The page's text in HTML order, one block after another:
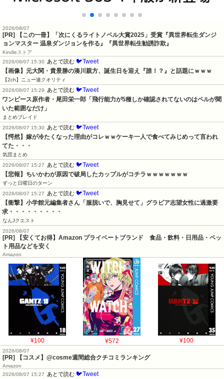
2026/08/07
[PR] 【この一冊】「次にくるライトノベル大賞2025」受賞『異世界転生ダンジ
ョンマスター 温泉ダンジョンを作る』『異世界転生勧誘詐欺』
Kindleストア
2026/08/07 15:30
あとで読む 🐦Tweet
【画像】元大関・貴景勝の湊川親方、誕生日を迎え『誰！？』と話題にｗｗｗ
【2ch】ニュー速クオリティ
2026/08/07 15:29
あとで読む 🐦Tweet
ワンピース原作者・尾田栄一郎「飛行能力が5種しか確認されてないのはペルが聞
いた範囲なだけ」
まとめブレイド
2026/08/07 15:30
あとで読む 🐦Tweet
【愕然】嫁が冷たくなった理由がコレｗｗケーキ一人で食べてみじめって言われ
てた・・・
気団まとめ
2026/08/07 15:27
あとで読む 🐦Tweet
【悲報】ちいかわが原因で破局したカップルがコチラｗｗｗｗｗｗｗ
ずっと日曜日のターン
2026/08/07 15:27
あとで読む 🐦Tweet
【衝撃】小学館元編集者さん「服脱いで、胸見せて」グラビア志望女性に過激要
求・・・・・・・・・
なんJクエスト
2026/08/07
[PR] 【安くてお得】Amazon プライベートブランド 食品・飲料・日用品・ペッ
ト用品などを安く
Amazon
¥100 ¥572 ¥100
2026/08/07
[PR] 【コスメ】@cosme週間総合クチコミランキング
Amazon
2026/08/07 15:27
あとで読む 🐦Tweet